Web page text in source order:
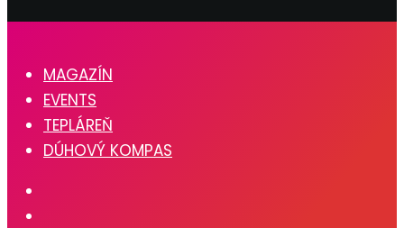
MAGAZÍN
EVENTS
TEPLÁREŇ
DÚHOVÝ KOMPAS